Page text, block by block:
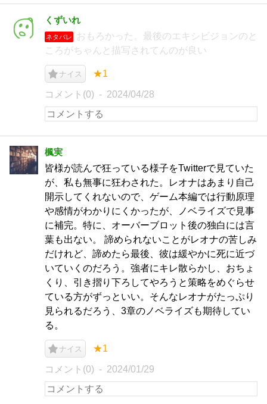
くずいれ
ネタバレ
おもろかった。最後のエキシビジョンのと
ころがちゃんと描写されてんのが良い
ナイス ★1
コメント(0) 2024/04/28
楓実
皆様が読んで狂っている様子をTwitterで見ていた
が、私も無事に狂わされた。レオナはあまり自己
開示してくれないので、ゲーム本編では行動原理
や感情がわかりにくかったが、ノベライズで見事
に補完。特に、オーバーブロット後の独白には言
葉も出ない。 諦められないことがレオナの苦しみ
だけれど、諦めたら最後、彼は緩やかに死に近づ
いていくのだろう。強者にキレ散らかし、おちょ
くり、引き摺り下ろしてやろうと策略をめぐらせ
ている方がずっといい。そんなレオナがたっぷり
見られるだろう、3章のノベライズも期待してい
る。
ナイス ★1
コメント(0) 2024/01/29